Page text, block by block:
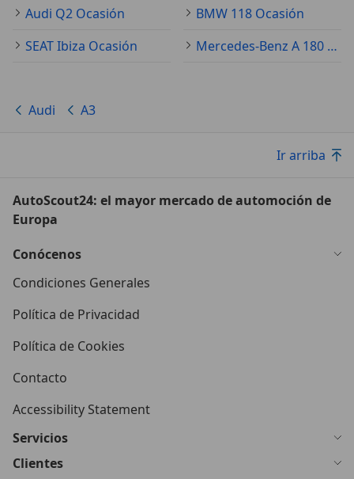
Audi Q2 Ocasión
BMW 118 Ocasión
SEAT Ibiza Ocasión
Mercedes-Benz A 180 Ocasión
Audi A3
Ir arriba
AutoScout24: el mayor mercado de automoción de
Europa
Conócenos
Condiciones Generales
Política de Privacidad
Política de Cookies
Contacto
Accessibility Statement
Servicios
Clientes